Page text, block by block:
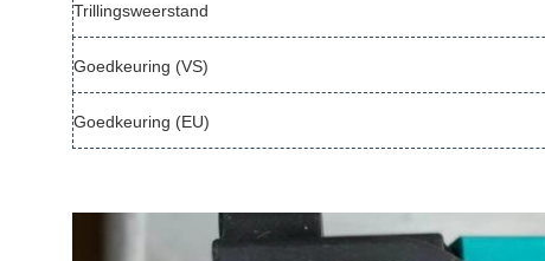
Trillingsweerstand
Goedkeuring (VS)
Goedkeuring (EU)